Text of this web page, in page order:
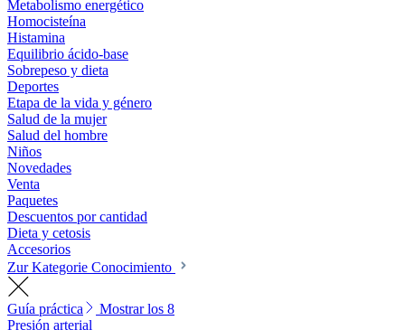
Metabolismo energético
Homocisteína
Histamina
Equilibrio ácido-base
Sobrepeso y dieta
Deportes
Etapa de la vida y género
Salud de la mujer
Salud del hombre
Niños
Novedades
Venta
Paquetes
Descuentos por cantidad
Dieta y cetosis
Accesorios
Zur Kategorie Conocimiento
Guía práctica
Mostrar los 8
Presión arterial